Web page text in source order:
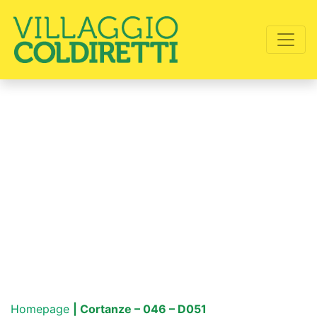
Homepage | Cortanze – 046 – D051